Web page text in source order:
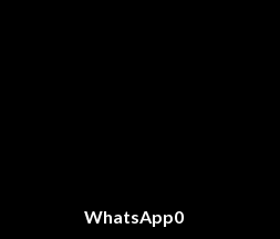
WhatsApp0